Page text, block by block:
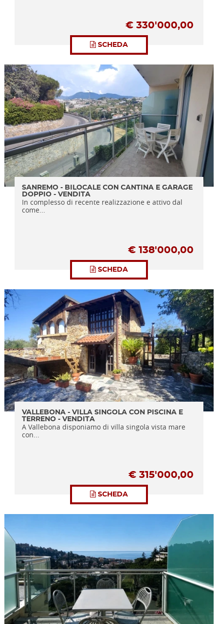
€ 330'000,00
SCHEDA
SANREMO - BILOCALE CON CANTINA E GARAGE
DOPPIO - VENDITA
In complesso di recente realizzazione e attivo dal
come...
€ 138'000,00
SCHEDA
VALLEBONA - VILLA SINGOLA CON PISCINA E
TERRENO - VENDITA
A Vallebona disponiamo di villa singola vista mare
con...
€ 315'000,00
SCHEDA